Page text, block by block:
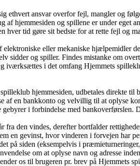
ethvert ansvar overfor fejl, mangler og
af hjemmesiden og spillene er under eget
hver tid gøre sit bedste for at rette fejl og
eller mekaniske hjælpemidler
sidder og spiller. Findes mistanke om
iværksættes i det omfang Hjemmets
hjemmesiden, udbetales direkte til
af en bankkonto og velvillig til at oplyse
gebyrer i forbindelse med
fra den vindes, derefter bortfalder
en gevinst, hvor vinderen i forvejen har
på siden (eksempelvis i
om at oplyse navn og adresse
os til brugeren pr. brev på Hjemmets